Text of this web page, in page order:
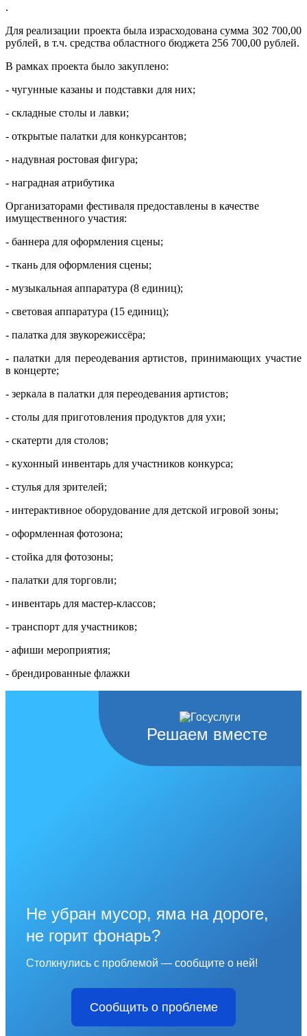
.
Для реализации проекта была израсходована сумма 302 700,00
рублей, в т.ч. средства областного бюджета 256 700,00 рублей.
В рамках проекта было закуплено:
- чугунные казаны и подставки для них;
- складные столы и лавки;
- открытые палатки для конкурсантов;
- надувная ростовая фигура;
- наградная атрибутика
Организаторами фестиваля предоставлены в качестве
имущественного участия:
- баннера для оформления сцены;
- ткань для оформления сцены;
- музыкальная аппаратура (8 единиц);
- световая аппаратура (15 единиц);
- палатка для звукорежиссёра;
- палатки для переодевания артистов, принимающих участие
в концерте;
- зеркала в палатки для переодевания артистов;
- столы для приготовления продуктов для ухи;
- скатерти для столов;
- кухонный инвентарь для участников конкурса;
- стулья для зрителей;
- интерактивное оборудование для детской игровой зоны;
- оформленная фотозона;
- стойка для фотозоны;
- палатки для торговли;
- инвентарь для мастер-классов;
- транспорт для участников;
- афиши мероприятия;
- брендированные флажки
Решаем вместе
Не убран мусор, яма на дороге,
не горит фонарь?
Столкнулись с проблемой — сообщите о ней!
Сообщить о проблеме